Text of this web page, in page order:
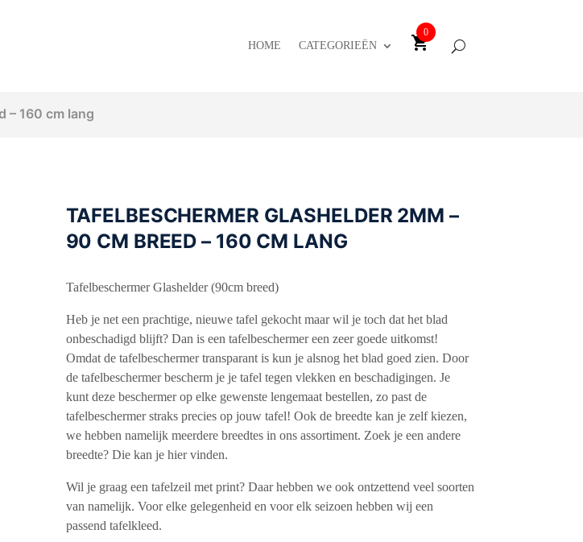
HOME CATEGORIEËN
0
– 160 cm lang
TAFELBESCHERMER GLASHELDER 2MM –
90 CM BREED – 160 CM LANG
Tafelbeschermer Glashelder (90cm breed)
Heb je net een prachtige, nieuwe tafel gekocht maar wil je toch dat het blad
onbeschadigd blijft? Dan is een tafelbeschermer een zeer goede uitkomst!
Omdat de tafelbeschermer transparant is kun je alsnog het blad goed zien. Door
de tafelbeschermer bescherm je je tafel tegen vlekken en beschadigingen. Je
kunt deze beschermer op elke gewenste lengemaat bestellen, zo past de
tafelbeschermer straks precies op jouw tafel! Ook de breedte kan je zelf kiezen,
we hebben namelijk meerdere breedtes in ons assortiment. Zoek je een andere
breedte? Die kan je hier vinden.
Wil je graag een tafelzeil met print? Daar hebben we ook ontzettend veel soorten
van namelijk. Voor elke gelegenheid en voor elk seizoen hebben wij een
passend tafelkleed.